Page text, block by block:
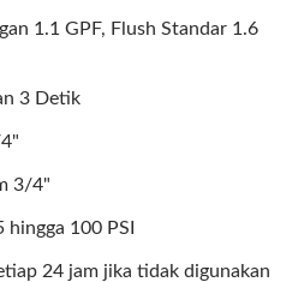
1.1 GPF, Flush Standar 1.6
3 Detik
3/4"
100 PSI
24 jam jika tidak digunakan